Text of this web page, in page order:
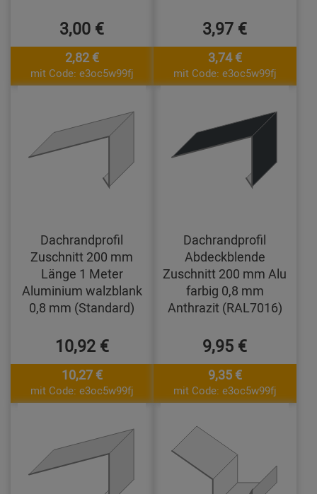
3,00 €
2,82 €
mit Code: e3oc5w99fj
3,97 €
3,74 €
mit Code: e3oc5w99fj
Dachrandprofil
Zuschnitt 200 mm
Länge 1 Meter
Aluminium walzblank
0,8 mm (Standard)
10,92 €
10,27 €
mit Code: e3oc5w99fj
Dachrandprofil
Abdeckblende
Zuschnitt 200 mm Alu
farbig 0,8 mm
Anthrazit (RAL7016)
9,95 €
9,35 €
mit Code: e3oc5w99fj